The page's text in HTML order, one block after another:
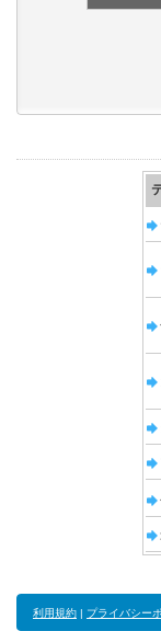
利用規約 | プライバシー